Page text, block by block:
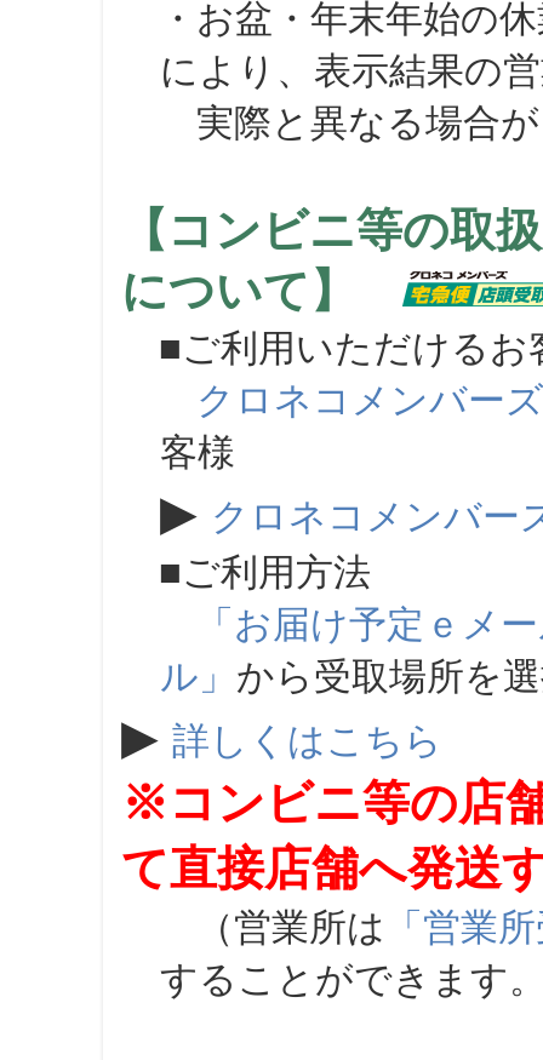
・お盆・年末年始の
により、表示結果の
実際と異なる場合が
【コンビニ等の取
について】
■ご利用いただけるお
クロネコメンバーズ
客様
▶ クロネコメンバー
■ご利用方法
「お届け予定ｅメ
ル」 から受取場所を
▶ 詳しくはこちら
※コンビニ等の店
て直接店舗へ発送
（営業所は 「営業
することができます